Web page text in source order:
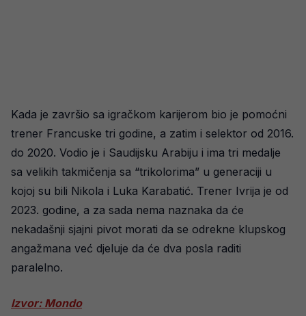
Kada je završio sa igračkom karijerom bio je pomoćni
trener Francuske tri godine, a zatim i selektor od 2016.
do 2020. Vodio je i Saudijsku Arabiju i ima tri medalje
sa velikih takmičenja sa “trikolorima” u generaciji u
kojoj su bili Nikola i Luka Karabatić. Trener Ivrija je od
2023. godine, a za sada nema naznaka da će
nekadašnji sjajni pivot morati da se odrekne klupskog
angažmana već djeluje da će dva posla raditi
paralelno.
Izvor: Mondo